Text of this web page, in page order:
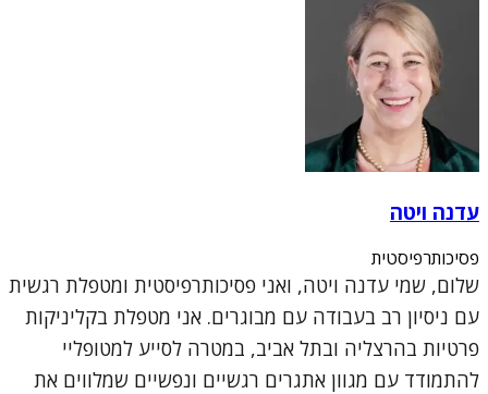
עדנה ויטה
פסיכותרפיסטית
שלום, שמי עדנה ויטה, ואני פסיכותרפיסטית ומטפלת רגשית
עם ניסיון רב בעבודה עם מבוגרים. אני מטפלת בקליניקות
פרטיות בהרצליה ובתל אביב, במטרה לסייע למטופליי
להתמודד עם מגוון אתגרים רגשיים ונפשיים שמלווים את